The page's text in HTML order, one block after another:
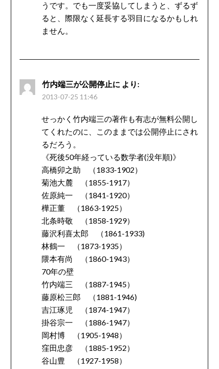
うです。でも一度妥協してしまうと、ずるず
ると、際限なく延長する羽目になるかもしれ
ません。
竹内端三が公開停止に より:
2013-07-25 11:46
せっかく竹内端三の著作も有志が無料公開し
てくれたのに、このままでは公開停止にされ
るだろう。
《死後50年経っている数学者(没年順)》
高橋卯之助 （1833-1902）
菊池大麓 （1855-1917）
佐原純一 （1841-1920）
樺正董 （1863-1925）
北条時敬 （1858-1929）
藤沢利喜太郎 （1861-1933)
林鶴一 （1873-1935）
隈本有尚 （1860-1943）
70年の壁
竹内端三 （1887-1945）
藤原松三郎 （1881-1946)
吉江琢児 （1874-1947）
掛谷宗一 （1886-1947）
岡村博 （1905-1948）
窪田忠彦 （1885-1952）
谷山豊 （1927-1958）